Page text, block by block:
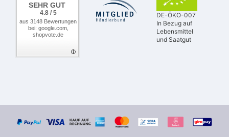
SEHR GUT
4.8 / 5
aus 3148 Bewertungen
bei: google.com,
shopvote.de
DE-ÖKO-007
In Bezug auf
Lebensmittel
und Saatgut